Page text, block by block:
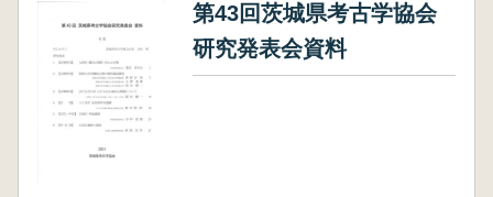
第43回茨城県考古学協会
研究発表会資料